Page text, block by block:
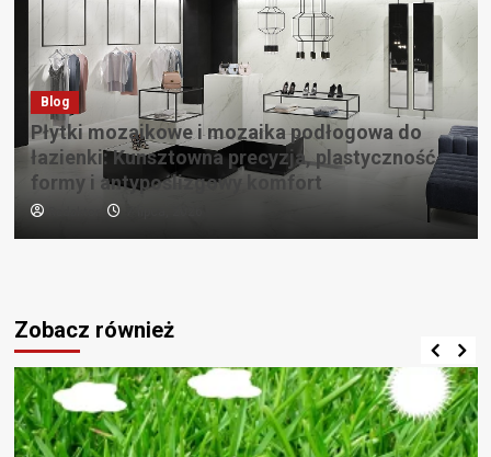
Blog
Płytki mozaikowe i mozaika podłogowa do
łazienki: Kunsztowna precyzja, plastyczność
formy i antypoślizgowy komfort
Zobacz również